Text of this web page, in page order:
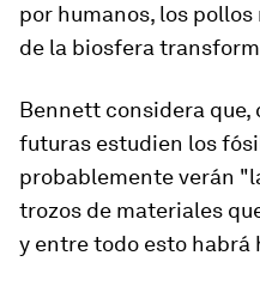
por humanos, los
de la biosfera
Bennett considera que,
futuras estudien los
probablemente verán
trozos de materiales
y entre todo esto habrá